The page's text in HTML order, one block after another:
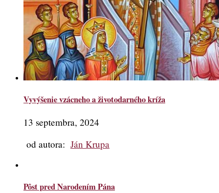
Vyvýšenie vzácneho a životodarného kríža
13 septembra, 2024
od autora: Ján Krupa
Pôst pred Narodením Pána